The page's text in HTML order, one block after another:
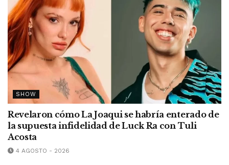
SHOW
Revelaron cómo La Joaqui se habría enterado de
la supuesta infidelidad de Luck Ra con Tuli
Acosta
4 AGOSTO - 2026